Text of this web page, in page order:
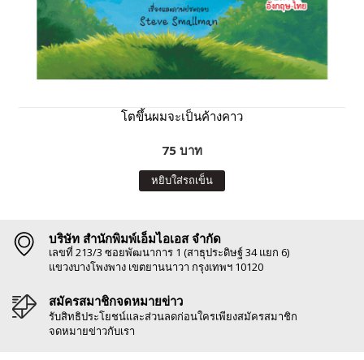
โตขึ้นผมจะเป็นค้างคาว
75 บาท
หยิบใส่รถเข็น
บริษัท สำนักพิมพ์เอ็มไอเอส จำกัด
เลขที่ 213/3 ซอยพัฒนาการ 1 (สาธุประดิษฐ์ 34 แยก 6)
แขวงบางโพงพาง เขตยานนาวา กรุงเทพฯ 10120
สมัครสมาชิกจดหมายข่าว
รับสิทธิประโยชน์และส่วนลดก่อนใครเพียงสมัครสมาชิก
จดหมายข่าวกับเรา